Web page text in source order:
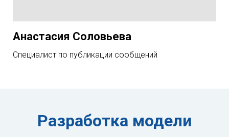
Анастасия Соловьева
Специалист по публикации сообщений
Разработка модели